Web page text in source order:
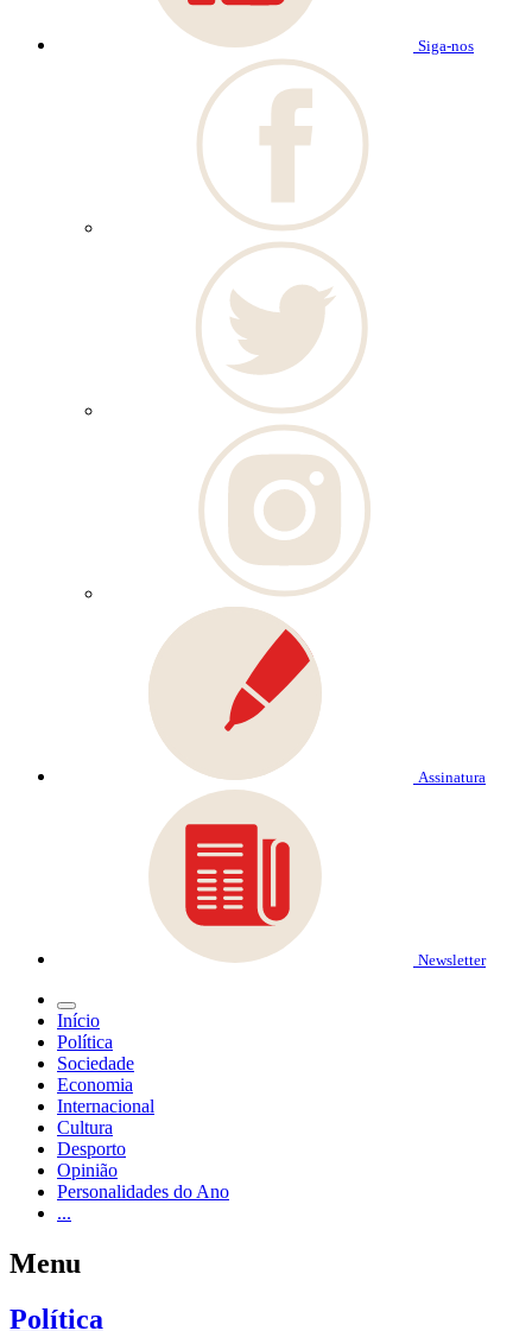
Siga-nos
Assinatura
Newsletter
Início
Política
Sociedade
Economia
Internacional
Cultura
Desporto
Opinião
Personalidades do Ano
...
Menu
Política